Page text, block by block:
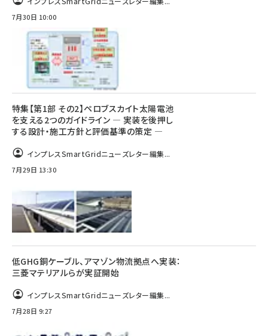
7月30日 10:00
特集【第1部 その2】ペロブスカイト太陽電池
を支える2つのガイドライン ― 実装を後押し
する設計・施工方針と評価基準の策定 ―
インプレスSmartGridニューズレター編集...
7月29日 13:30
低GHG銅ケーブル、アマゾン物流拠点へ実装：
三菱マテリアルらが実証開始
インプレスSmartGridニューズレター編集...
7月28日 9:27